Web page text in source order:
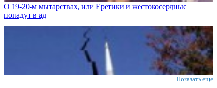
О 19-20-м мытарствах, или Еретики и жестокосердные
попадут в ад
Показать еще